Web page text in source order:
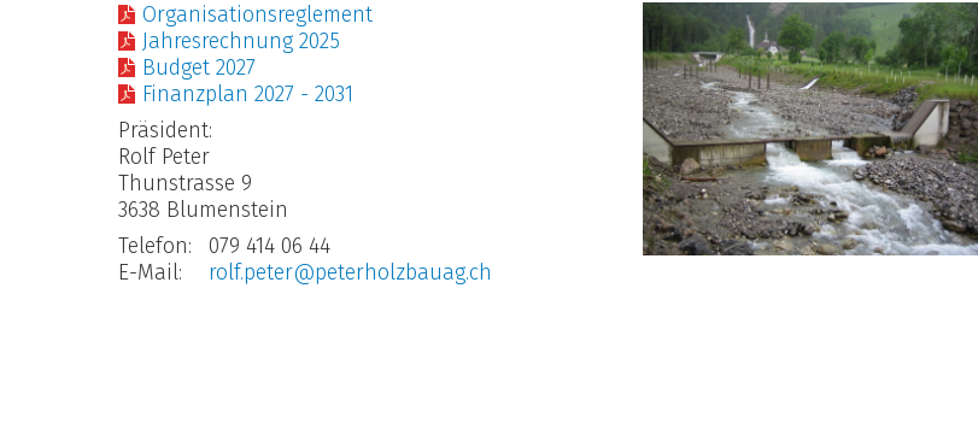
Organisationsreglement
Jahresrechnung 2025
Budget 2027
Finanzplan 2027 - 2031
Präsident:
Rolf Peter
Thunstrasse 9
3638 Blumenstein
Telefon:
079 414 06 44
E-Mail:
rolf.peter@peterholzbauag.ch